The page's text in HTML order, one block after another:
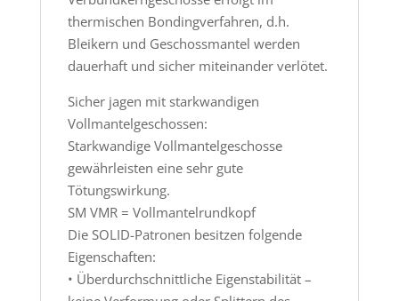
thermischen Bondingverfahren, d.h.
Bleikern und Geschossmantel werden
dauerhaft und sicher miteinander verlötet.
Sicher jagen mit starkwandigen
Vollmantelgeschossen:
Starkwandige Vollmantelgeschosse
gewährleisten eine sehr gute
Tötungswirkung.
SM VMR = Vollmantelrundkopf
Die SOLID-Patronen besitzen folgende
Eigenschaften:
• Überdurchschnittliche Eigenstabilität –